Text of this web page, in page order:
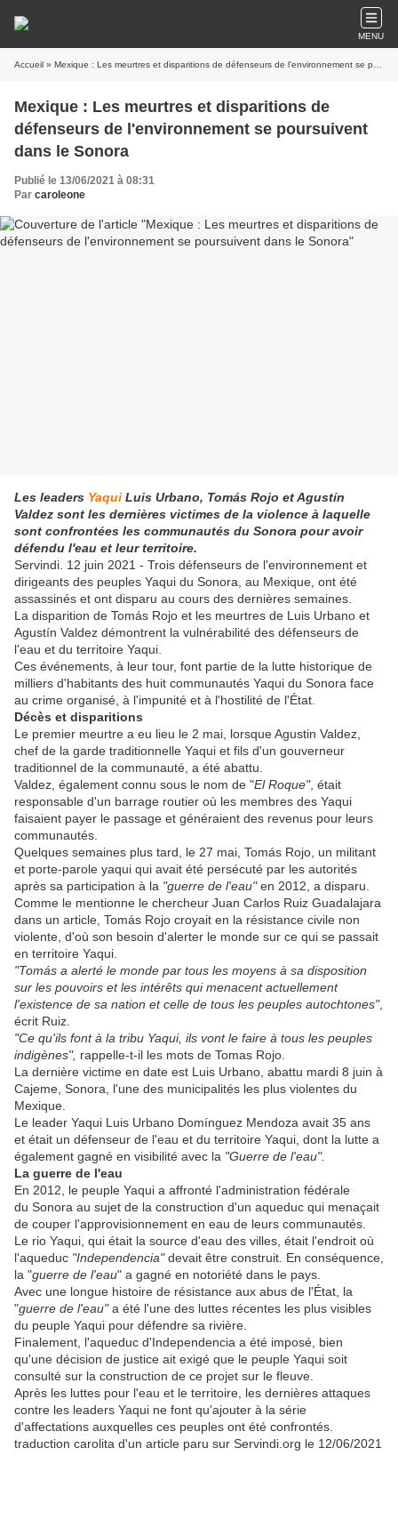
MENU
Accueil » Mexique : Les meurtres et disparitions de défenseurs de l'environnement se poursuivent dans le Sonora
Mexique : Les meurtres et disparitions de
défenseurs de l'environnement se poursuivent
dans le Sonora
Publié le 13/06/2021 à 08:31
Par caroleone
Les leaders Yaqui Luis Urbano, Tomás Rojo et Agustín
Valdez sont les dernières victimes de la violence à laquelle
sont confrontées les communautés du Sonora pour avoir
défendu l'eau et leur territoire.
Servindi. 12 juin 2021 - Trois défenseurs de l'environnement et
dirigeants des peuples Yaqui du Sonora, au Mexique, ont été
assassinés et ont disparu au cours des dernières semaines.
La disparition de Tomás Rojo et les meurtres de Luis Urbano et
Agustín Valdez démontrent la vulnérabilité des défenseurs de
l'eau et du territoire Yaqui.
Ces événements, à leur tour, font partie de la lutte historique de
milliers d'habitants des huit communautés Yaqui du Sonora face
au crime organisé, à l'impunité et à l'hostilité de l'État.
Décès et disparitions
Le premier meurtre a eu lieu le 2 mai, lorsque Agustin Valdez,
chef de la garde traditionnelle Yaqui et fils d'un gouverneur
traditionnel de la communauté, a été abattu.
Valdez, également connu sous le nom de "El Roque", était
responsable d'un barrage routier où les membres des Yaqui
faisaient payer le passage et généraient des revenus pour leurs
communautés.
Quelques semaines plus tard, le 27 mai, Tomás Rojo, un militant
et porte-parole yaqui qui avait été persécuté par les autorités
après sa participation à la "guerre de l'eau"en 2012, a disparu.
Comme le mentionne le chercheur Juan Carlos Ruiz Guadalajara
dans un article, Tomás Rojo croyait en la résistance civile non
violente, d'où son besoin d'alerter le monde sur ce qui se passait
en territoire Yaqui.
"Tomás a alerté le monde par tous les moyens à sa disposition
sur les pouvoirs et les intérêts qui menacent actuellement
l'existence de sa nation et celle de tous les peuples autochtones",
écrit Ruiz.
"Ce qu'ils font à la tribu Yaqui, ils vont le faire à tous les peuples
indigènes", rappelle-t-il les mots de Tomas Rojo.
La dernière victime en date est Luis Urbano, abattu mardi 8 juin à
Cajeme, Sonora, l'une des municipalités les plus violentes du
Mexique.
Le leader Yaqui Luis Urbano Domínguez Mendoza avait 35 ans
et était un défenseur de l'eau et du territoire Yaqui, dont la lutte a
également gagné en visibilité avec la "Guerre de l'eau".
La guerre de l'eau
En 2012, le peuple Yaqui a affronté l'administration fédérale
du Sonora au sujet de la construction d'un aqueduc qui menaçait
de couper l'approvisionnement en eau de leurs communautés.
Le rio Yaqui, qui était la source d'eau des villes, était l'endroit où
l'aqueduc "Independencia"devait être construit. En conséquence,
la "guerre de l'eau" a gagné en notoriété dans le pays.
Avec une longue histoire de résistance aux abus de l'État, la
"guerre de l'eau"a été l'une des luttes récentes les plus visibles
du peuple Yaqui pour défendre sa rivière.
Finalement, l'aqueduc d'Independencia a été imposé, bien
qu'une décision de justice ait exigé que le peuple Yaqui soit
consulté sur la construction de ce projet sur le fleuve.
Après les luttes pour l'eau et le territoire, les dernières attaques
contre les leaders Yaqui ne font qu'ajouter à la série
d'affectations auxquelles ces peuples ont été confrontés.
traduction carolita d'un article paru sur Servindi.org le 12/06/2021